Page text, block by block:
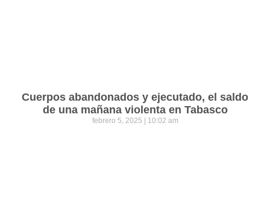
Cuerpos abandonados y ejecutado, el saldo
de una mañana violenta en Tabasco
febrero 5, 2025 10:02 am